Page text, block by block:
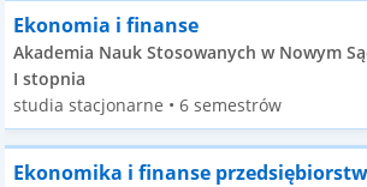
Ekonomia i finanse
Akademia Nauk Stosowanych w Nowym
I stopnia
studia stacjonarne • 6 semestrów
Ekonomika i finanse przedsiębiorstw